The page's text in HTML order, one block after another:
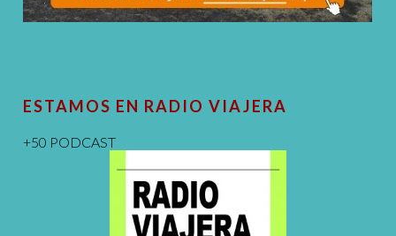
ESTAMOS EN RADIO VIAJERA
+50 PODCAST